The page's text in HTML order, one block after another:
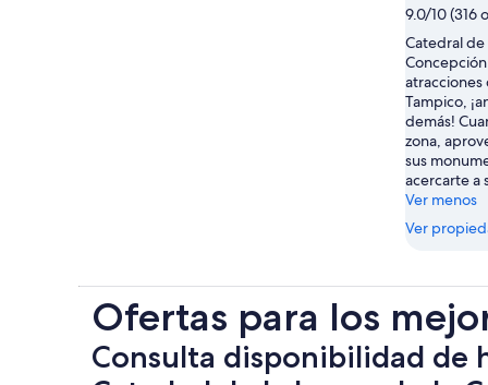
9.0/10 (316
Catedral de
Tampico,
demás!
zona,
sus
acercarte a
Ver menos
Ver
Ofertas para los
Consulta disponibilidad de